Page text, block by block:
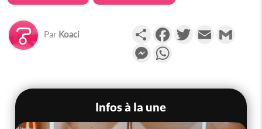
Par Koaci PartagerFacebookTwitterEmail
Messenger
Infos à la une